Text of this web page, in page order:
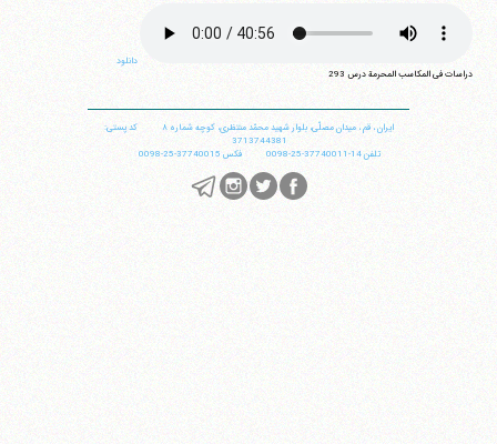
دانلود
دراسات فی المکاسب المحرمة درس 293
ایران،قم،میدان مصلّی، بلوار شهید محمّد منتظری، كوچه شماره ٨
کد پستی:
3713744381
تلفن14-37740011-25-0098 فکس 37740015-25-0098